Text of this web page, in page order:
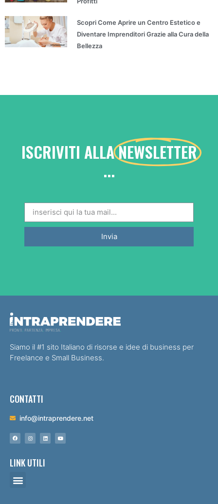
Scopri Come Aprire un Centro Estetico e
Diventare Imprenditori Grazie alla Cura della
Bellezza
ISCRIVITI ALLANEWSLETTER
...
Invia
Siamo il #1 sito Italiano di risorse e idee di business per
Freelance e Small Business.
CONTATTI
info@intraprendere.net
LINK UTILI